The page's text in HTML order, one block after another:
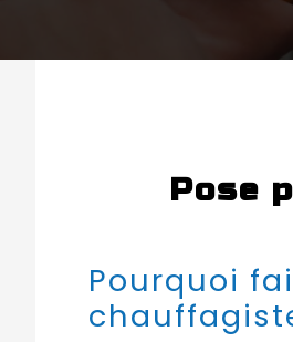
pose pompe à chaleur à La
Pourquoi faire appel au bon plombier